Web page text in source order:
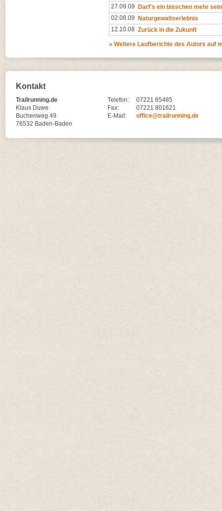
27.09.09
Darf's ein bisschen mehr
02.08.09
Naturgewaltserlebnis
12.10.08 Zurück in die Zukunft
» Weitere Laufberichte des Autors auf
Kontakt
Trailrunning.de
Klaus Duwe
Buchenweg 49
76532 Baden-Baden
Telefon:
07221 65485
Fax:
07221 801621
E-Mail:
office@trailrunning.de